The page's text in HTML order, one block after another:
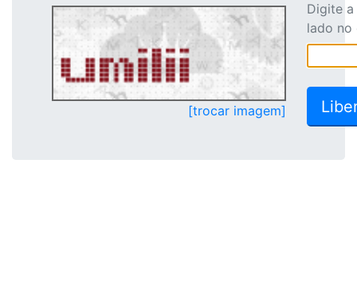
[trocar imagem]
Digite
lado no